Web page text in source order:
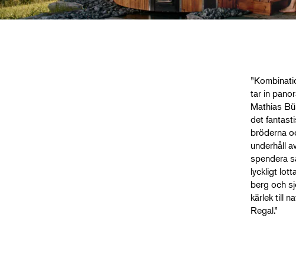
tar in
Mathias
det
bröderna
underhåll
spendera
lyckligt
berg och
kärlek till
Regal.”